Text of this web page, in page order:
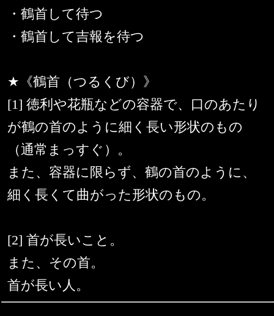
・鶴首して待つ
・鶴首して吉報を待つ
★《鶴首（つるくび）》
[1] 徳利や花瓶などの容器で、口のあたり
が鶴の首のように細く長い形状のもの
（通常まっすぐ）。
また、容器に限らず、鶴の首のように、
細く長くて曲がった形状のもの。
[2] 首が長いこと。
また、その首。
首が長い人。